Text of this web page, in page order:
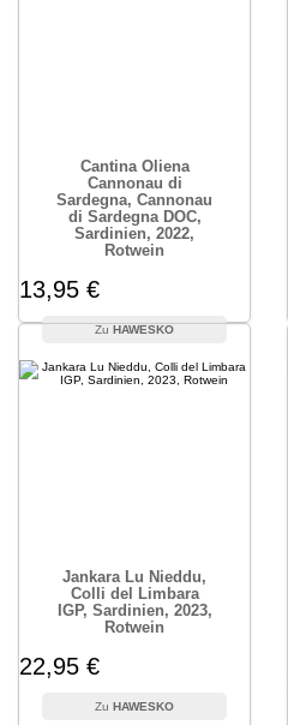
Cantina Oliena
Cannonau di
Sardegna, Cannonau
di Sardegna DOC,
Sardinien, 2022,
Rotwein
13,95 €
HAWESKO
Jankara Lu Nieddu,
Colli del Limbara
IGP, Sardinien, 2023,
Rotwein
22,95 €
HAWESKO